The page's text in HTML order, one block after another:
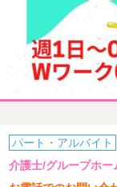
パート・アルバイト
介護士/グループホー